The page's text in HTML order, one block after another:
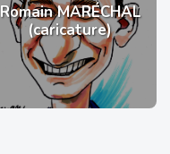
Romain MARÉCHAL
(caricature)